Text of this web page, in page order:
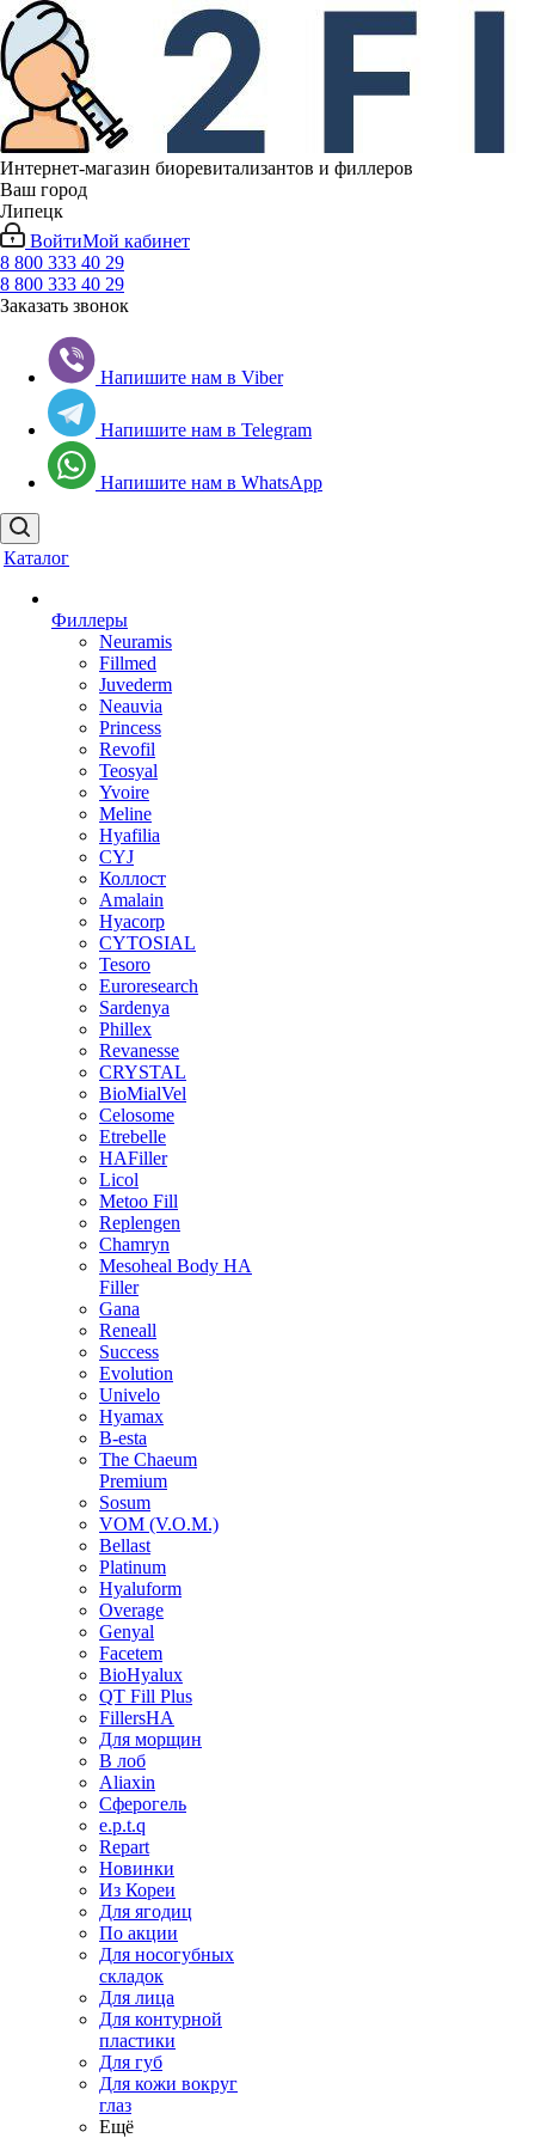
Интернет-магазин биоревитализантов и филлеров
Ваш город
Липецк
ВойтиМой кабинет
8 800 333 40 29
8 800 333 40 29
Заказать звонок
Напишите нам в Viber
Напишите нам в Telegram
Напишите нам в WhatsApp
Каталог
Филлеры
Neuramis
Fillmed
Juvederm
Neauvia
Princess
Revofil
Teosyal
Yvoire
Meline
Hyafilia
CYJ
Коллост
Amalain
Hyacorp
CYTOSIAL
Tesoro
Euroresearch
Sardenya
Phillex
Revanesse
CRYSTAL
BioMialVel
Celosome
Etrebelle
HAFiller
Licol
Metoo Fill
Replengen
Chamryn
Mesoheal Body HA
Filler
Gana
Reneall
Success
Evolution
Univelo
Hyamax
B-esta
The Chaeum
Premium
Sosum
VOM (V.O.M.)
Bellast
Platinum
Hyaluform
Overage
Genyal
Facetem
BioHyalux
QT Fill Plus
FillersHA
Для морщин
В лоб
Aliaxin
Сферогель
e.p.t.q
Repart
Новинки
Из Кореи
Для ягодиц
По акции
Для носогубных
складок
Для лица
Для контурной
пластики
Для губ
Для кожи вокруг
глаз
Ещё